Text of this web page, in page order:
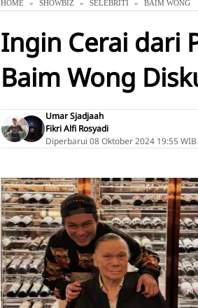
HOME SHOWBIZ SELEBRITI BAIM WONG
Ingin Cerai dari
Baim Wong
Umar Sjadjaah
Fikri Alfi Rosyadi
Diperbarui 08 Oktober 2024 19:55 WIB